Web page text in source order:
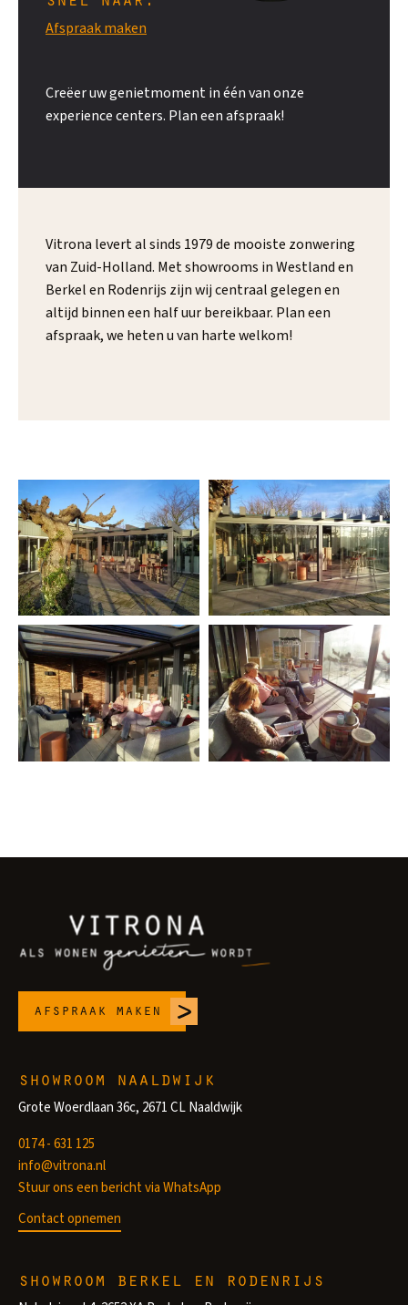
Afspraak maken
Creëer uw genietmoment in één van onze
experience centers. Plan een afspraak!
Vitrona levert al sinds 1979 de mooiste zonwering
van Zuid-Holland. Met showrooms in Westland en
Berkel en Rodenrijs zijn wij centraal gelegen en
altijd binnen een half uur bereikbaar. Plan een
afspraak, we heten u van harte welkom!
afspraak maken
showroom naaldwijk
Grote Woerdlaan 36c, 2671 CL Naaldwijk
0174 - 631 125
info@vitrona.nl
Stuur ons een bericht via WhatsApp
Contact opnemen
showroom berkel en rodenrijs